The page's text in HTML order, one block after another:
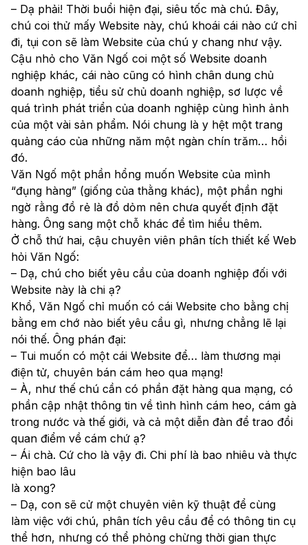
– Dạ phải! Thời buổi hiện đại, siêu tốc mà chú. Đây,
chú coi thử mấy Website này, chú khoái cái nào cứ chỉ
đi, tụi con sẽ làm Website của chú y chang như vậy.
Cậu nhỏ cho Văn Ngố coi một số Website doanh
nghiệp khác, cái nào cũng có hình chân dung chủ
doanh nghiệp, tiểu sử chủ doanh nghiệp, sơ lược về
quá trình phát triển của doanh nghiệp cùng hình ảnh
của một vài sản phẩm. Nói chung là y hệt một trang
quảng cáo của những năm một ngàn chín trăm… hồi
đó.
Văn Ngố một phần hổng muốn Website của mình
“đụng hàng” (giống của thằng khác), một phần nghi
ngờ rằng đồ rẻ là đồ dỏm nên chưa quyết định đặt
hàng. Ông sang một chỗ khác để tìm hiểu thêm.
Ở chỗ thứ hai, cậu chuyên viên phân tích thiết kế Web
hỏi Văn Ngố:
– Dạ, chú cho biết yêu cầu của doanh nghiệp đối với
Website này là chi ạ?
Khổ, Văn Ngố chỉ muốn có cái Website cho bằng chị
bằng em chớ nào biết yêu cầu gì, nhưng chẳng lẽ lại
nói thế. Ông phán đại:
– Tui muốn có một cái Website để… làm thương mại
điện tử, chuyên bán cám heo qua mạng!
– À, như thế chú cần có phần đặt hàng qua mạng, có
phần cập nhật thông tin về tình hình cám heo, cám gà
trong nước và thế giới, và cả một diễn đàn để trao đổi
quan điểm về cám chứ ạ?
– Ái chà. Cứ cho là vậy đi. Chi phí là bao nhiêu và thực
hiện bao lâu
là xong?
– Dạ, con sẽ cử một chuyên viên kỹ thuật để cùng
làm việc với chú, phân tích yêu cầu để có thông tin cụ
thể hơn, nhưng có thể phỏng chừng thời gian thực